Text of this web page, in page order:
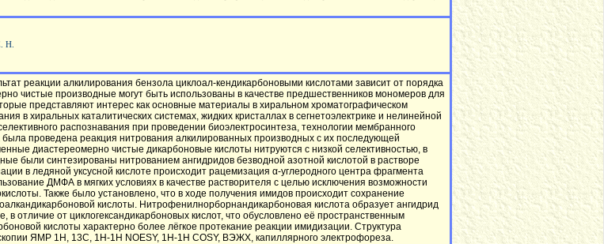
Н.
реакции алкилирования бензола циклоал-кендикарбоновыми кислотами зависит от порядка
чистые производные могут быть использованы в качестве предшественников мономеров для
представляют интерес как основные материалы в хиральном хроматографическом
в хиральных каталитических системах, жидких кристаллах в сегнетоэлектрике и нелинейной
распознавания при проведении биоэлектросинтеза, технологии мембранного
проведена реакция нитрования алкилированных производных с их последующей
диастереомерно чистые дикарбоновые кислоты нитруются с низкой селективностью, в
были синтезированы нитрованием ангидридов безводной азотной кислотой в растворе
в ледяной уксусной кислоте происходит рацемизация α-углеродного центра фрагмента
ДМФА в мягких условиях в качестве растворителя с целью исключения возможности
Также было установлено, что в ходе получения имидов происходит сохранение
кислоты. Нитрофенилнорборнандикарбоновая кислота образует ангидрид
в отличие от циклогександикарбоновых кислот, что обусловлено её пространственным
кислоты характерно более лёгкое протекание реакции имидизации. Структура
ЯМР 1H, 13C, 1H-1H NOESY, 1H-1H COSY, ВЭЖХ, капиллярного электрофореза.